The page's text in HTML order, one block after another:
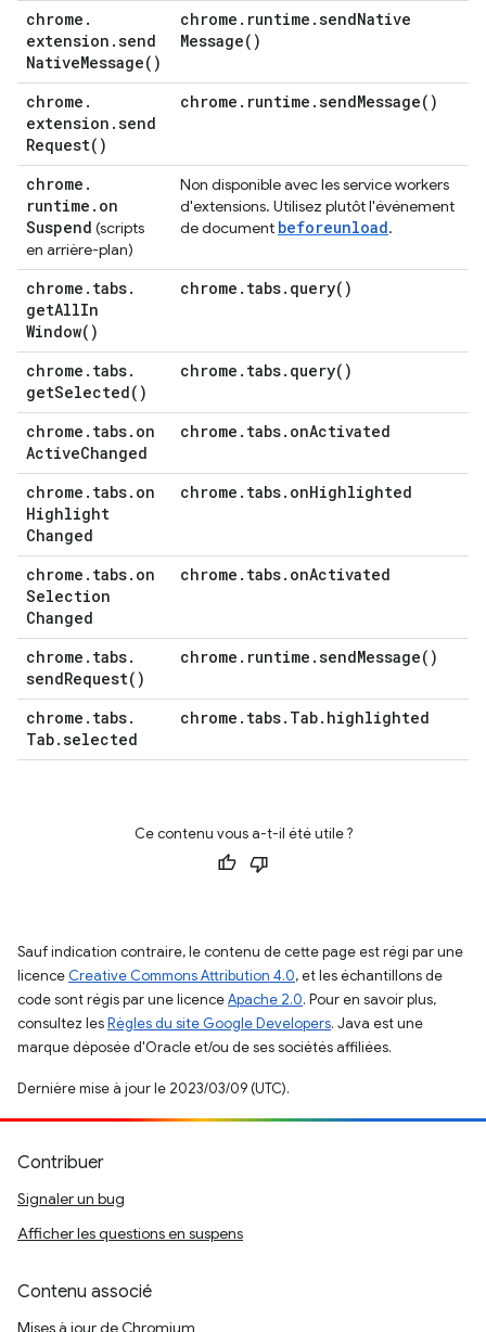
chrome .
extension .send
NativeMessage( )
chrome . runtime .sendNative
Message( )
chrome .
extension .send
Request( )
chrome . runtime .sendMessage( )
chrome .
runtime . on
Suspend (scripts
en arrière-plan)
Non disponible avec les service workers
d'extensions. Utilisez plutôt l'événement
de document beforeunload.
chrome . tabs.
getAllIn
Window( )
chrome . tabs. query( )
chrome . tabs.
getSelected( )
chrome . tabs. query( )
chrome . tabs. on
ActiveChanged
chrome . tabs. onActivated
chrome . tabs. on
Highlight
Changed
chrome . tabs. onHighlighted
chrome . tabs. on
Selection
Changed
chrome . tabs. onActivated
chrome . tabs.
sendRequest( )
chrome . runtime .sendMessage( )
chrome . tabs.
Tab.selected
chrome . tabs. Tab. highlighted
Ce contenu vous a-t-il été utile ?
Sauf indication contraire, le contenu de cette page est régi par une
licence Creative Commons Attribution 4.0, et les échantillons de
code sont régis par une licenceApache 2.0. Pour en savoir plus,
consultez lesRègles du site Google Developers. Java est une
marque déposée d'Oracle et/ou de ses sociétés affiliées.
Dernière mise à jour le 2023/03/09 (UTC).
Contribuer
Signaler un bug
Afficher les questions en suspens
Contenu associé
Mises à jour de Chromium